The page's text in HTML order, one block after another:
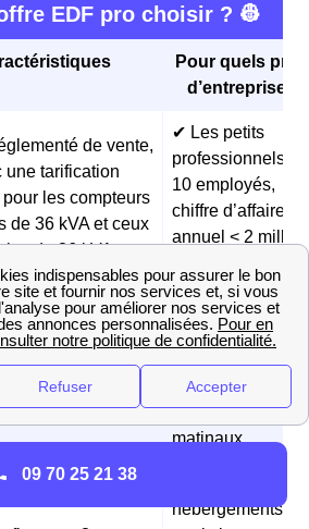
EDF pro choisir ? 👷
Pour quels
d’entreprises
de vente,
une tarification
les compteurs
de 36 kVA et ceux
de 36 kVA
✔ Les petits
professionnels (<
10 employés,
chiffre d’affaires
annuel < 2
fixes sur 3 ans et
pendant les
du matin
✔ Les
et les pâtisseries
✔ Les
professionnels
matinaux
hébergements
09 70 25 21 38